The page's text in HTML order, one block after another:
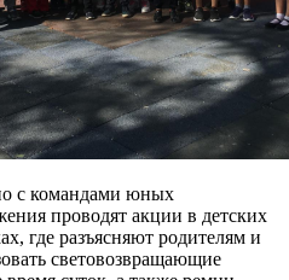
с командами юных
проводят акции в детских
где разъясняют родителям и
световозвращающие